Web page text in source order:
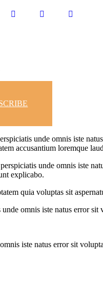
unde omnis iste
accusantium loremque
unde omnis iste
explicabo.
quia voluptas sit
unde omnis iste natus error
iste natus error sit